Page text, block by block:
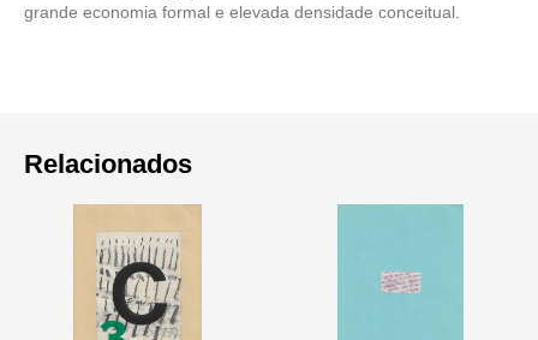
grande economia formal e elevada densidade conceitual.
Relacionados